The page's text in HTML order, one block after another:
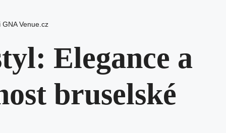
GNA Venue.cz
Elegance a
bruselské